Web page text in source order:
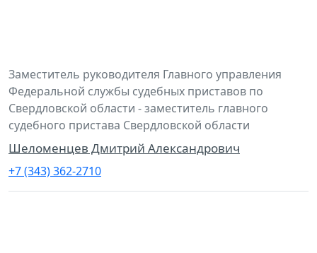
Заместитель руководителя Главного управления
Федеральной службы судебных приставов по
Свердловской области - заместитель главного
судебного пристава Свердловской области
Шеломенцев Дмитрий Александрович
+7 (343) 362-2710